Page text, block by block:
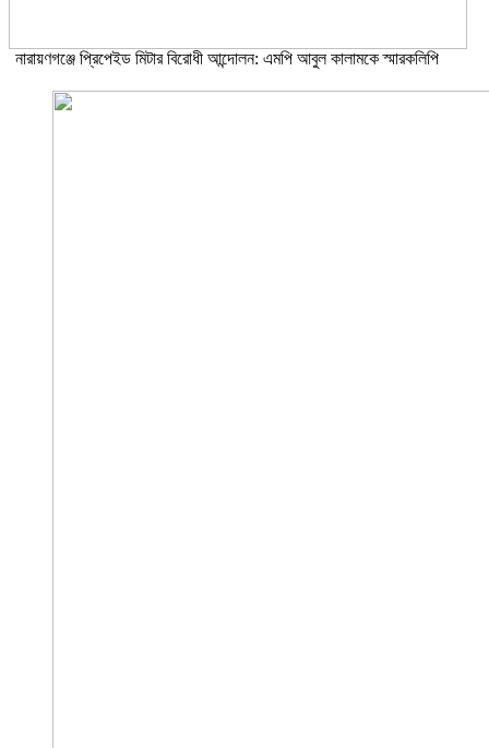
নারায়ণগঞ্জে প্রিপেইড মিটার বিরোধী আন্দোলন: এমপি আবুল কালামকে স্মারকলিপি